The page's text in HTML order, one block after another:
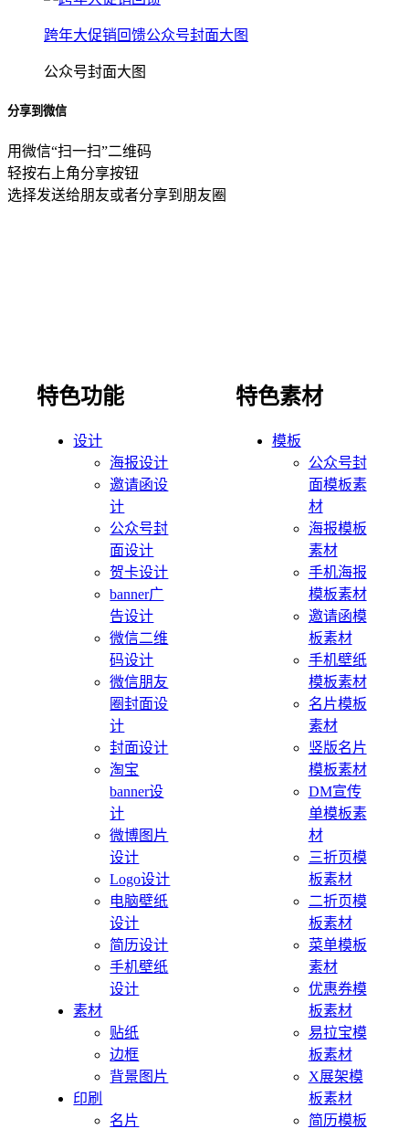
跨年大促销回馈公众号封面大图
公众号封面大图
分享到微信
用微信“扫一扫”二维码
轻按右上角分享按钮
选择发送给朋友或者分享到朋友圈
特色功能
设计
海报设计
邀请函设
计
公众号封
面设计
贺卡设计
banner广
告设计
微信二维
码设计
微信朋友
圈封面设
计
封面设计
淘宝
banner设
计
微博图片
设计
Logo设计
电脑壁纸
设计
简历设计
手机壁纸
设计
素材
贴纸
边框
背景图片
印刷
名片
特色素材
模板
公众号封
面模板素
材
海报模板
素材
手机海报
模板素材
邀请函模
板素材
手机壁纸
模板素材
名片模板
素材
竖版名片
模板素材
DM宣传
单模板素
材
三折页模
板素材
二折页模
板素材
菜单模板
素材
优惠券模
板素材
易拉宝模
板素材
X展架模
板素材
简历模板